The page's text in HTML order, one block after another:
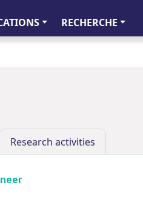
RECHERCHE
Research activities